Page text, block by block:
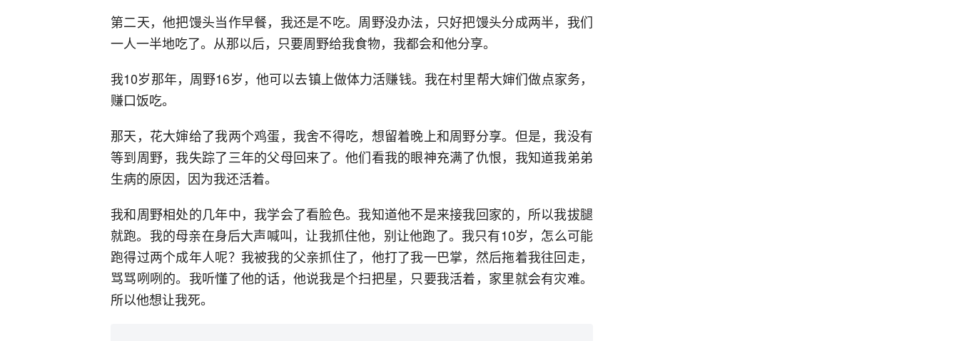
第二天，他把馒头当作早餐，我还是不吃。周野没办法，只好把馒头分成两半，我们
一人一半地吃了。从那以后，只要周野给我食物，我都会和他分享。
我10岁那年，周野16岁，他可以去镇上做体力活赚钱。我在村里帮大婶们做点家务，
赚口饭吃。
那天，花大婶给了我两个鸡蛋，我舍不得吃，想留着晚上和周野分享。但是，我没有
等到周野，我失踪了三年的父母回来了。他们看我的眼神充满了仇恨，我知道我弟弟
生病的原因，因为我还活着。
我和周野相处的几年中，我学会了看脸色。我知道他不是来接我回家的，所以我拔腿
就跑。我的母亲在身后大声喊叫，让我抓住他，别让他跑了。我只有10岁，怎么可能
跑得过两个成年人呢？我被我的父亲抓住了，他打了我一巴掌，然后拖着我往回走，
骂骂咧咧的。我听懂了他的话，他说我是个扫把星，只要我活着，家里就会有灾难。
所以他想让我死。